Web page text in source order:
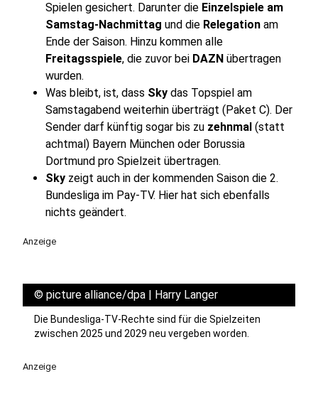
Spielen gesichert. Darunter die Einzelspiele am
Samstag-Nachmittag und die Relegation am
Ende der Saison. Hinzu kommen alle
Freitagsspiele, die zuvor bei DAZN übertragen
wurden.
Was bleibt, ist, dass Sky das Topspiel am
Samstagabend weiterhin überträgt (Paket C). Der
Sender darf künftig sogar bis zu zehnmal (statt
achtmal) Bayern München oder Borussia
Dortmund pro Spielzeit übertragen.
Sky zeigt auch in der kommenden Saison die 2.
Bundesliga im Pay-TV. Hier hat sich ebenfalls
nichts geändert.
Anzeige
© picture alliance/dpa | Harry Langer
Die Bundesliga-TV-Rechte sind für die Spielzeiten
zwischen 2025 und 2029 neu vergeben worden.
Anzeige